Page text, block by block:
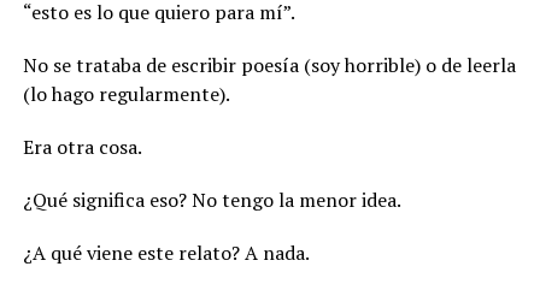
“esto es lo que quiero para mí”.
No se trataba de escribir poesía (soy horrible) o de leerla
(lo hago regularmente).
Era otra cosa.
¿Qué significa eso? No tengo la menor idea.
¿A qué viene este relato? A nada.